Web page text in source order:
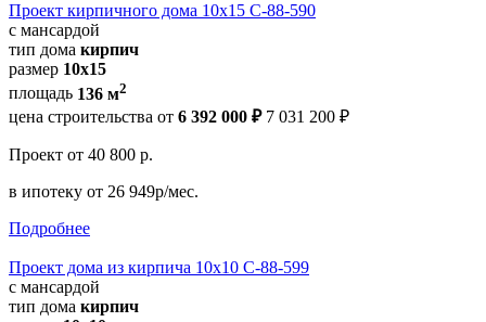
Проект кирпичного дома 10х15 С-88-590
с мансардой
тип дома кирпич
размер 10х15
площадь 136 м2
цена строительства от 6 392 000 ₽ 7 031 200 ₽
Проект от 40 800 р.
в ипотеку от 26 949р/мес.
Подробнее
Проект дома из кирпича 10х10 С-88-599
с мансардой
тип дома кирпич